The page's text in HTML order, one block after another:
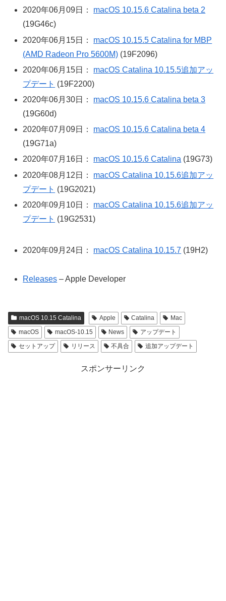
2020年06月09日： macOS 10.15.6 Catalina beta 2
(19G46c)
2020年06月15日： macOS 10.15.5 Catalina for MBP
(AMD Radeon Pro 5600M) (19F2096)
2020年06月15日： macOS Catalina 10.15.5追加アッ
プデート (19F2200)
2020年06月30日： macOS 10.15.6 Catalina beta 3
(19G60d)
2020年07月09日： macOS 10.15.6 Catalina beta 4
(19G71a)
2020年07月16日： macOS 10.15.6 Catalina (19G73)
2020年08月12日： macOS Catalina 10.15.6追加アッ
プデート (19G2021)
2020年09月10日： macOS Catalina 10.15.6追加アッ
プデート (19G2531)
2020年09月24日： macOS Catalina 10.15.7 (19H2)
Releases – Apple Developer
macOS 10.15 Catalina Apple Catalina
Mac
macOS
macOS-10.15 News
アップデート
セットアップ
リリース 不具合 追加アップデート
スポンサーリンク